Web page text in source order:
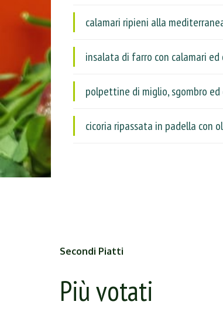
calamari ripieni alla
insalata di farro con calamari ed
polpettine di miglio, sgombro ed
cicoria ripassata in padella con
Secondi Piatti
Più votati